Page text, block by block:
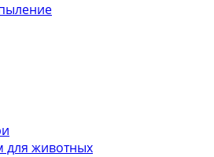
для животных